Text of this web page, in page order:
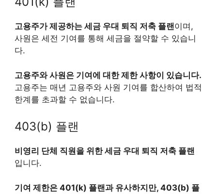
고용주가 제공하는 세금 우대 퇴직 저축 플랜이며,
사원은 세전 기여를 통해 세금을 절약할 수 있습니
다.
고용주와 사원은 기여에 대한 제한 사항이 있습니다.
고용주는 매년 고용주와 사원 기여를 합산하여 법적
한계를 초과할 수 없습니다.
403(b) 플랜
비영리 단체 직원을 위한 세금 우대 퇴직 저축 플랜
입니다.
기여 제한은 401(k) 플랜과 유사하지만, 403(b) 플